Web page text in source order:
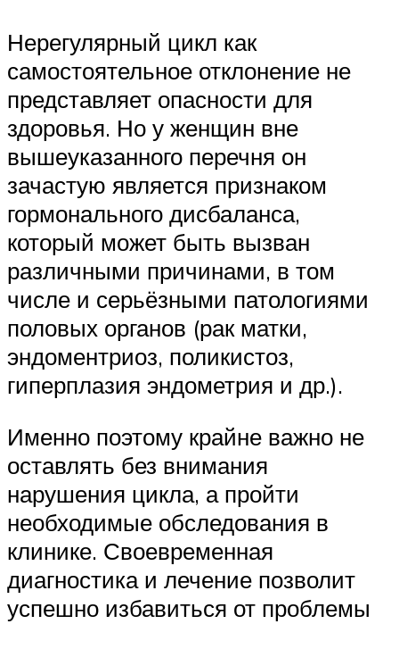
Нерегулярный цикл как
самостоятельное отклонение не
представляет опасности для
здоровья. Но у женщин вне
вышеуказанного перечня он
зачастую является признаком
гормонального дисбаланса,
который может быть вызван
различными причинами, в том
числе и серьёзными патологиями
половых органов (рак матки,
эндоментриоз, поликистоз,
гиперплазия эндометрия и др.).
Именно поэтому крайне важно не
оставлять без внимания
нарушения цикла, а пройти
необходимые обследования в
клинике. Своевременная
диагностика и лечение позволит
успешно избавиться от проблемы